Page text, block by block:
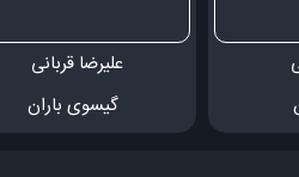
علیرضا قربانی
گیسوی باران